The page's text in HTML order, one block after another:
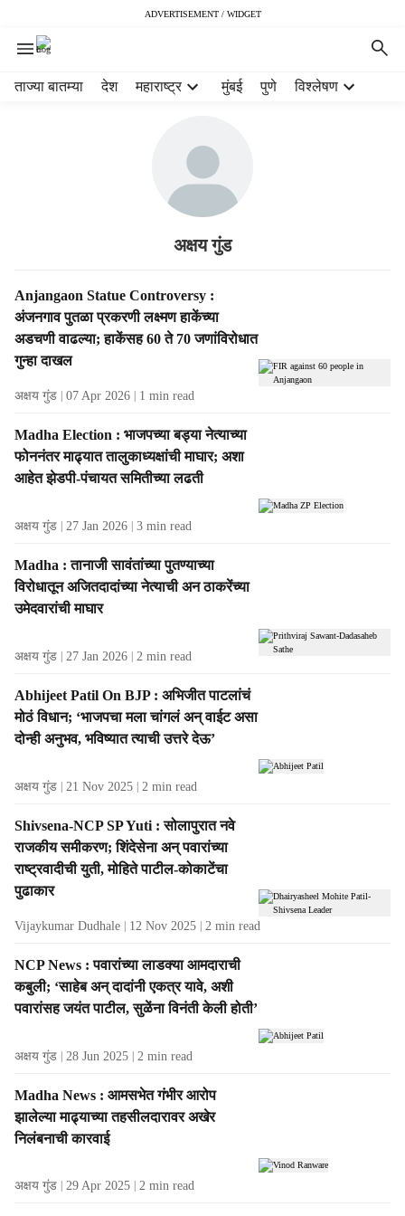
ADVERTISEMENT / WIDGET
ताज्या बातम्या देश महाराष्ट्र मुंबई पुणे विश्लेषण
अक्षय गुंड
S
t
o
r
e
f
r
o
h
A
u
t
o
Anjangaon Statue Controversy :
अंजनगाव पुतळा प्रकरणी लक्ष्मण हाकेंच्या
अडचणी वाढल्या; हाकेंसह 60 ते 70 जणांविरोधात
गुन्हा दाखल
अक्षय गुंड 07 Apr 2026 1 min read
Madha Election : भाजपच्या बड्या नेत्याच्या
फोननंतर माढ्यात तालुकाध्यक्षांची माघार; अशा
आहेत झेडपी-पंचायत समितीच्या लढती
अक्षय गुंड 27 Jan 2026 3 min read
Madha : तानाजी सावंतांच्या पुतण्याच्या
विरोधातून अजितदादांच्या नेत्याची अन ठाकरेंच्या
उमेदवारांची माघार
अक्षय गुंड 27 Jan 2026 2 min read
Abhijeet Patil On BJP : अभिजीत पाटलांचं
मोठं विधान; ‘भाजपचा मला चांगलं अन्‌ वाईट असा
दोन्ही अनुभव, भविष्यात त्याची उत्तरे देऊ’
अक्षय गुंड 21 Nov 2025 2 min read
Shivsena-NCP SP Yuti : सोलापुरात नवे
राजकीय समीकरण; शिंदेसेना अन्‌ पवारांच्या
राष्ट्रवादीची युती, मोहिते पाटील-कोकाटेंचा
पुढाकार
Vijaykumar Dudhale 12 Nov 2025 2 min read
NCP News : पवारांच्या लाडक्या आमदाराची
कबुली; ‘साहेब अन्‌ दादांनी एकत्र यावे, अशी
पवारांसह जयंत पाटील, सुळेंना विनंती केली होती’
अक्षय गुंड 28 Jun 2025 2 min read
Madha News : आमसभेत गंभीर आरोप
झालेल्या माढ्याच्या तहसीलदारावर अखेर
निलंबनाची कारवाई
अक्षय गुंड 29 Apr 2025 2 min read